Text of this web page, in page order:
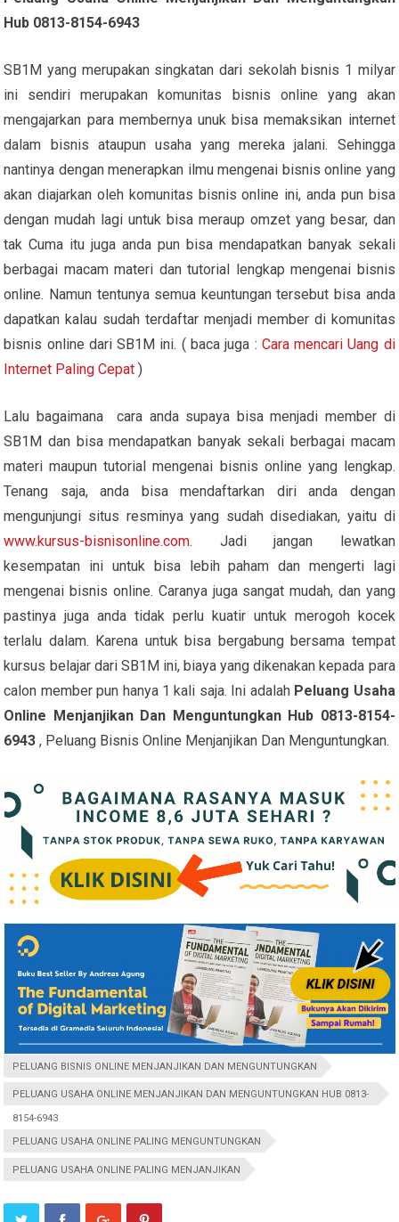
Hub 0813-8154-6943
SB1M yang merupakan singkatan dari sekolah bisnis 1 milyar
ini sendiri merupakan komunitas bisnis online yang akan
mengajarkan para membernya unuk bisa memaksikan internet
dalam bisnis ataupun usaha yang mereka jalani. Sehingga
nantinya dengan menerapkan ilmu mengenai bisnis online yang
akan diajarkan oleh komunitas bisnis online ini, anda pun bisa
dengan mudah lagi untuk bisa meraup omzet yang besar, dan
tak Cuma itu juga anda pun bisa mendapatkan banyak sekali
berbagai macam materi dan tutorial lengkap mengenai bisnis
online. Namun tentunya semua keuntungan tersebut bisa anda
dapatkan kalau sudah terdaftar menjadi member di komunitas
bisnis online dari SB1M ini. ( baca juga : Cara mencari Uang di
Internet Paling Cepat )
Lalu bagaimana cara anda supaya bisa menjadi member di
SB1M dan bisa mendapatkan banyak sekali berbagai macam
materi maupun tutorial mengenai bisnis online yang lengkap.
Tenang saja, anda bisa mendaftarkan diri anda dengan
mengunjungi situs resminya yang sudah disediakan, yaitu di
www.kursus-bisnisonline.com. Jadi jangan lewatkan
kesempatan ini untuk bisa lebih paham dan mengerti lagi
mengenai bisnis online. Caranya juga sangat mudah, dan yang
pastinya juga anda tidak perlu kuatir untuk merogoh kocek
terlalu dalam. Karena untuk bisa bergabung bersama tempat
kursus belajar dari SB1M ini, biaya yang dikenakan kepada para
calon member pun hanya 1 kali saja. Ini adalah Peluang Usaha
Online Menjanjikan Dan Menguntungkan Hub 0813-8154-
6943 , Peluang Bisnis Online Menjanjikan Dan Menguntungkan.
PELUANG BISNIS ONLINE MENJANJIKAN DAN MENGUNTUNGKAN
PELUANG USAHA ONLINE MENJANJIKAN DAN MENGUNTUNGKAN HUB 0813-
8154-6943
PELUANG USAHA ONLINE PALING MENGUNTUNGKAN
PELUANG USAHA ONLINE PALING MENJANJIKAN